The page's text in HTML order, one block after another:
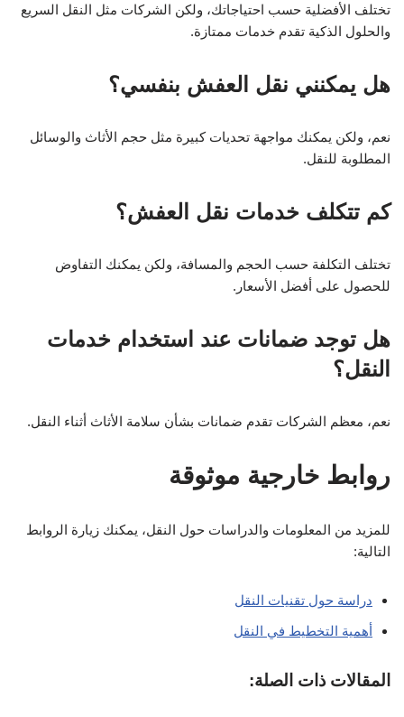
تختلف الأفضلية حسب احتياجاتك، ولكن الشركات مثل النقل السريع
والحلول الذكية تقدم خدمات ممتازة.
هل يمكنني نقل العفش بنفسي؟
نعم، ولكن يمكنك مواجهة تحديات كبيرة مثل حجم الأثاث والوسائل
المطلوبة للنقل.
كم تتكلف خدمات نقل العفش؟
تختلف التكلفة حسب الحجم والمسافة، ولكن يمكنك التفاوض
للحصول على أفضل الأسعار.
هل توجد ضمانات عند استخدام خدمات
النقل؟
نعم، معظم الشركات تقدم ضمانات بشأن سلامة الأثاث أثناء النقل.
روابط خارجية موثوقة
للمزيد من المعلومات والدراسات حول النقل، يمكنك زيارة الروابط
التالية:
دراسة حول تقنيات النقل
أهمية التخطيط في النقل
المقالات ذات الصلة: